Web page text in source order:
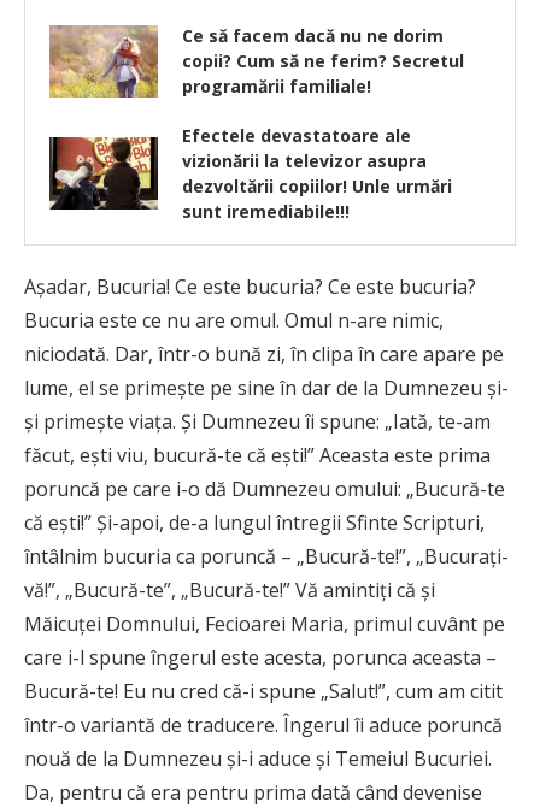
Ce să facem dacă nu ne dorim
copii? Cum să ne ferim? Secretul
programării familiale!
Efectele devastatoare ale
vizionării la televizor asupra
dezvoltării copiilor! Unle urmări
sunt iremediabile!!!
Aşadar, Bucuria! Ce este bucuria? Ce este bucuria?
Bucuria este ce nu are omul. Omul n-are nimic,
niciodată. Dar, într-o bună zi, în clipa în care apare pe
lume, el se primeşte pe sine în dar de la Dumnezeu şi-
şi primeşte viaţa. Şi Dumnezeu îi spune: „Iată, te-am
făcut, eşti viu, bucură-te că eşti!” Aceasta este prima
poruncă pe care i-o dă Dumnezeu omului: „Bucură-te
că eşti!” Şi-apoi, de-a lungul întregii Sfinte Scripturi,
întâlnim bucuria ca poruncă – „Bucură-te!”, „Bucuraţi-
vă!”, „Bucură-te”, „Bucură-te!” Vă amintiţi că şi
Măicuţei Domnului, Fecioarei Maria, primul cuvânt pe
care i-l spune îngerul este acesta, porunca aceasta –
Bucură-te! Eu nu cred că-i spune „Salut!”, cum am citit
într-o variantă de traducere. Îngerul îi aduce poruncă
nouă de la Dumnezeu şi-i aduce şi Temeiul Bucuriei.
Da, pentru că era pentru prima dată când devenise